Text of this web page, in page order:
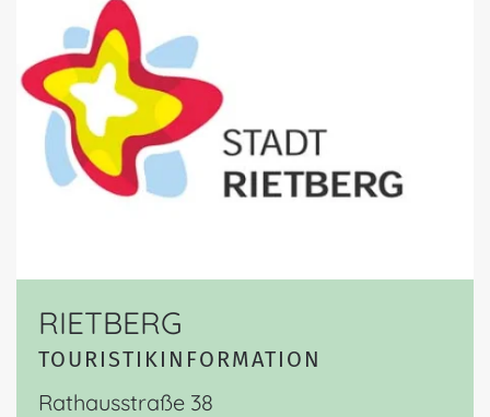
RIETBERG
TOURISTIKINFORMATION
Rathausstraße 38